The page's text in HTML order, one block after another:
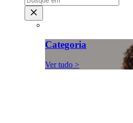
Categoria
Ver tudo >